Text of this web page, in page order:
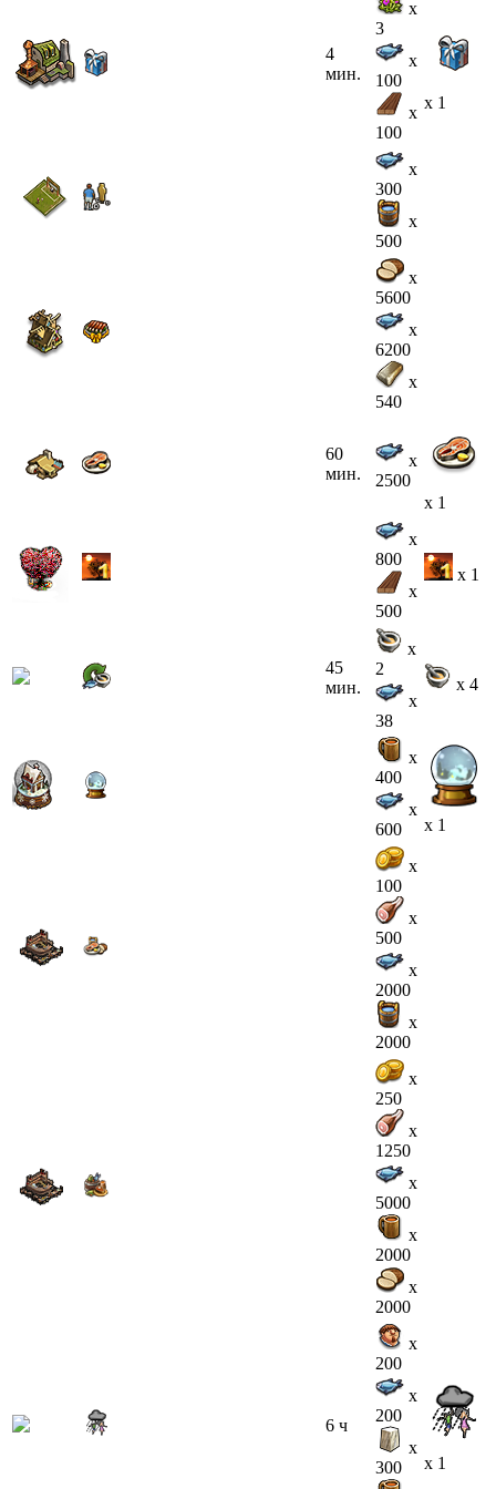
4
мин.
x
3
x
100
x
100
x 1
x
300
x
500
x
5600
x
6200
x
540
60
мин.
x
2500
x 1
x
800
x
500
x 1
45
мин.
x
2
x
38
x 4
x
400
x
600
x 1
x
100
x
500
x
2000
x
2000
x
250
x
1250
x
5000
x
2000
x
2000
6 ч
x
200
x
200
x
300
x 1